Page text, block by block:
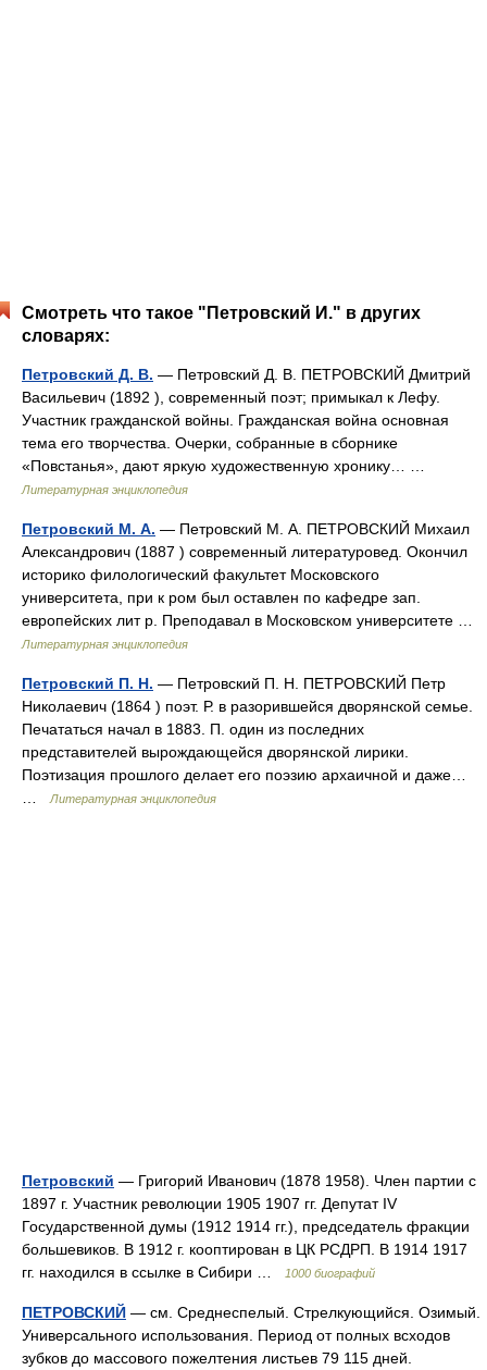
Смотреть что такое "Петровский И." в других
словарях:
Петровский Д. В. — Петровский Д. В. ПЕТРОВСКИЙ Дмитрий
Васильевич (1892 ), современный поэт; примыкал к Лефу.
Участник гражданской войны. Гражданская война основная
тема его творчества. Очерки, собранные в сборнике
«Повстанья», дают яркую художественную хронику… …
Литературная энциклопедия
Петровский М. А. — Петровский М. А. ПЕТРОВСКИЙ Михаил
Александрович (1887 ) современный литературовед. Окончил
историко филологический факультет Московского
университета, при к ром был оставлен по кафедре зап.
европейских лит p. Преподавал в Московском университете …
Литературная энциклопедия
Петровский П. Н. — Петровский П. Н. ПЕТРОВСКИЙ Петр
Николаевич (1864 ) поэт. Р. в разорившейся дворянской семье.
Печататься начал в 1883. П. один из последних
представителей вырождающейся дворянской лирики.
Поэтизация прошлого делает его поэзию архаичной и даже…
Литературная энциклопедия
Петровский — Григорий Иванович (1878 1958). Член партии с
1897 г. Участник революции 1905 1907 гг. Депутат IV
Государственной думы (1912 1914 гг.), председатель фракции
большевиков. В 1912 г. кооптирован в ЦК РСДРП. В 1914 1917
гг. находился в ссылке в Сибири …
1000 биографий
ПЕТРОВСКИЙ — см. Среднеспелый. Стрелкующийся. Озимый.
Универсального использования. Период от полных всходов
зубков до массового пожелтения листьев 79 115 дней.